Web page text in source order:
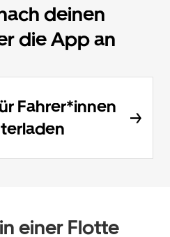
deinen
die App an
Fahrer*innen
einer Flotte